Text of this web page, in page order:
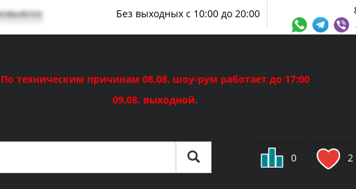
Без выходных с 10:00 до 20:00
По техническим причинам 08.08. шоу-рум работает до 17:00
09.08. выходной.
0 2